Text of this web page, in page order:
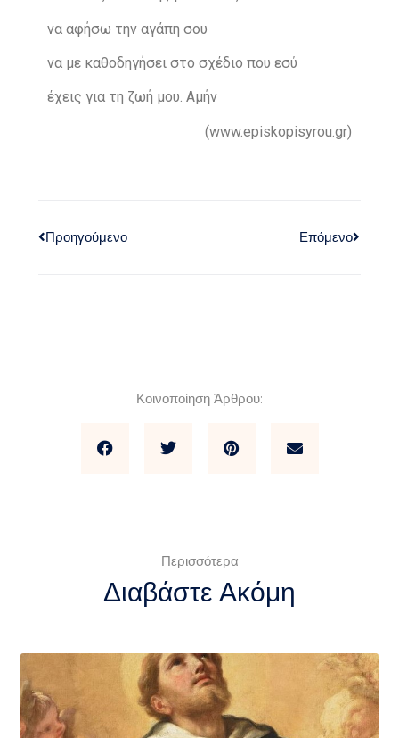
να αφήσω την αγάπη σου
να με καθοδηγήσει στο σχέδιο που εσύ
έχεις για τη ζωή μου. Αμήν
(www.episkopisyrou.gr)
Προηγούμενο Επόμενο
Κοινοποίηση Άρθρου:
Περισσότερα
Διαβάστε Ακόμη